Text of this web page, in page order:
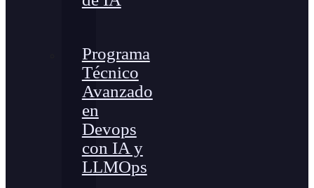
Programa
Técnico
Avanzado
en
Devops
con IA y
LLMOps